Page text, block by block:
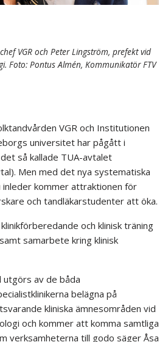
VGR och Peter Lingström, prefekt vid
Foto: Pontus Almén, Kommunikatör FTV
VGR och Institutionen
universitet har pågått i
så kallade TUA-avtalet
Men med det nya systematiska
kommer attraktionen för
och tandläkarstudenter att öka.
och klinisk träning
samarbete kring klinisk
av de båda
belägna på
kliniska ämnesområden vid
och kommer att komma samtliga
verksamheterna till godo säger Åsa